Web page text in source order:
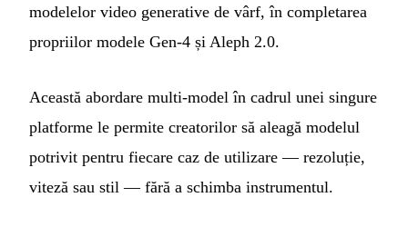
modelelor video generative de vârf, în completarea
propriilor modele Gen-4 și Aleph 2.0.
Această abordare multi-model în cadrul unei singure
platforme le permite creatorilor să aleagă modelul
potrivit pentru fiecare caz de utilizare — rezoluție,
viteză sau stil — fără a schimba instrumentul.